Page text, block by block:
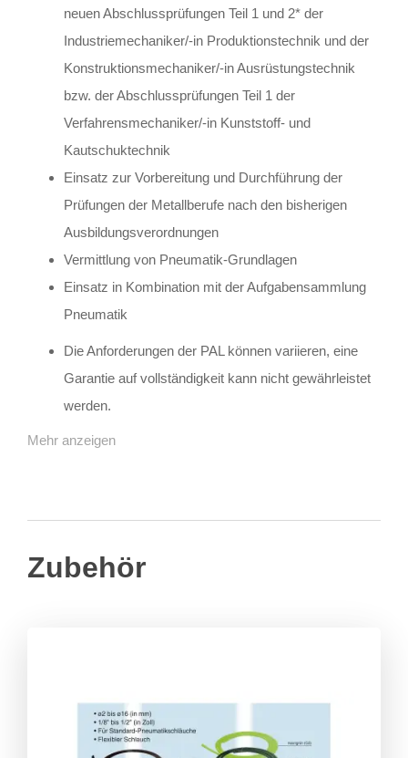
neuen Abschlussprüfungen Teil 1 und 2* der
Industriemechaniker/-in Produktionstechnik und der
Konstruktionsmechaniker/-in Ausrüstungstechnik
bzw. der Abschlussprüfungen Teil 1 der
Verfahrensmechaniker/-in Kunststoff- und
Kautschuktechnik
Einsatz zur Vorbereitung und Durchführung der
Prüfungen der Metallberufe nach den bisherigen
Ausbildungsverordnungen
Vermittlung von Pneumatik-Grundlagen
Einsatz in Kombination mit der Aufgabensammlung
Pneumatik
Die Anforderungen der PAL können variieren, eine
Garantie auf vollständigkeit kann nicht gewährleistet
werden.
Mehr anzeigen
Zubehör